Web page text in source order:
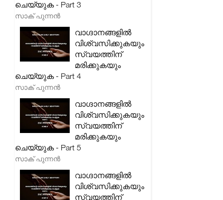
ചെയ്യുക - Part 3
സാക് പുന്നൻ
വാഗ്ദാനങ്ങളിൽ
വിശ്വസിക്കുകയും
സ്വയത്തിന്
മരിക്കുകയും
ചെയ്യുക - Part 4
സാക് പുന്നൻ
വാഗ്ദാനങ്ങളിൽ
വിശ്വസിക്കുകയും
സ്വയത്തിന്
മരിക്കുകയും
ചെയ്യുക - Part 5
സാക് പുന്നൻ
വാഗ്ദാനങ്ങളിൽ
വിശ്വസിക്കുകയും
സ്വയത്തിന്